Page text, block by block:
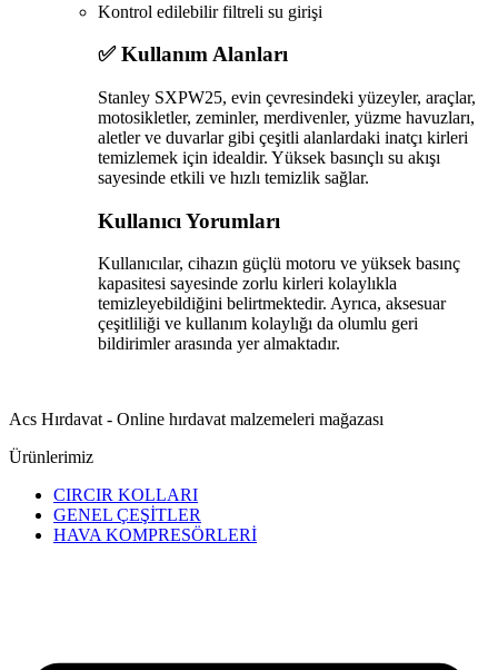
Kontrol edilebilir filtreli su girişi
✅ Kullanım Alanları
Stanley SXPW25, evin çevresindeki yüzeyler, araçlar,
motosikletler, zeminler, merdivenler, yüzme havuzları,
aletler ve duvarlar gibi çeşitli alanlardaki inatçı kirleri
temizlemek için idealdir. Yüksek basınçlı su akışı
sayesinde etkili ve hızlı temizlik sağlar.
Kullanıcı Yorumları
Kullanıcılar, cihazın güçlü motoru ve yüksek basınç
kapasitesi sayesinde zorlu kirleri kolaylıkla
temizleyebildiğini belirtmektedir. Ayrıca, aksesuar
çeşitliliği ve kullanım kolaylığı da olumlu geri
bildirimler arasında yer almaktadır.
Acs Hırdavat - Online hırdavat malzemeleri mağazası
Ürünlerimiz
CIRCIR KOLLARI
GENEL ÇEŞİTLER
HAVA KOMPRESÖRLERİ